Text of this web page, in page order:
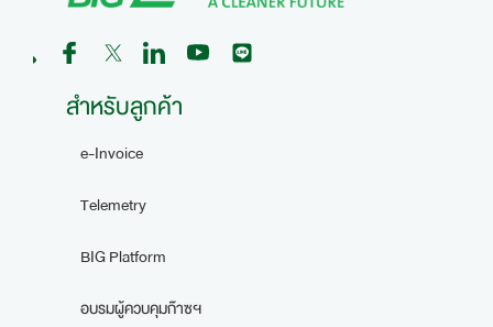
สำหรับลูกค้า
e-Invoice
Telemetry
BIG Platform
อบรมผู้ควบคุมก๊าซฯ